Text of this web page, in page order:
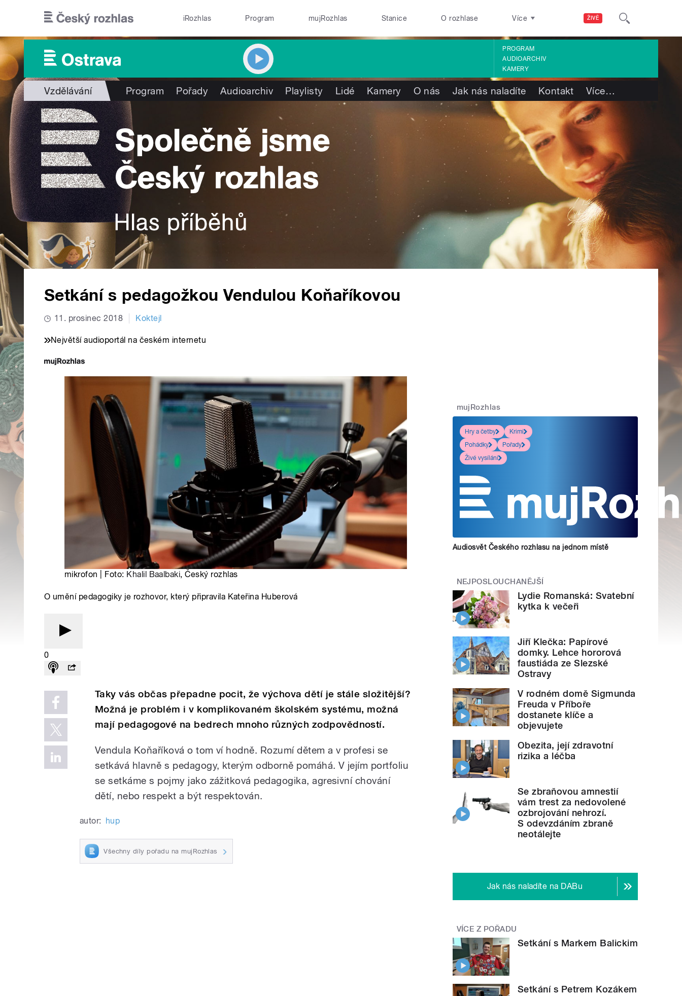
ŽIVĚ
iRozhlas Program mujRozhlas Stanice O rozhlase Více
PROGRAM
AUDIOARCHIV
KAMERY
Vzdělávání Program Pořady Audioarchiv Playlisty Lidé Kamery O nás Jak nás naladíte Kontakt Více…
Setkání s pedagožkou Vendulou Koňaříkovou
11. prosinec 2018 Koktejl
Největší audioportál na českém internetu
mikrofon | Foto: Khalil Baalbaki, Český rozhlas
O umění pedagogiky je rozhovor, který připravila Kateřina Huberová
0
Taky vás občas přepadne pocit, že výchova dětí je stále složitější?
Možná je problém i v komplikovaném školském systému, možná
mají pedagogové na bedrech mnoho různých zodpovědností.
Vendula Koňaříková o tom ví hodně. Rozumí dětem a v profesi se
setkává hlavně s pedagogy, kterým odborně pomáhá. V jejím portfoliu
se setkáme s pojmy jako zážitková pedagogika, agresivní chování
dětí, nebo respekt a být respektován.
autor: hup
Všechny díly pořadu na mujRozhlas
mujRozhlas
Hry a četby
Krimi
Pohádky
Pořady
Živé vysílání
Audiosvět Českého rozhlasu na jednom místě
NEJPOSLOUCHANĚJŠÍ
Lydie Romanská: Svatební
kytka k večeři
Jiří Klečka: Papírové
domky. Lehce hororová
faustiáda ze Slezské
Ostravy
V rodném domě Sigmunda
Freuda v Příboře
dostanete klíče a
objevujete
Obezita, její zdravotní
rizika a léčba
Se zbraňovou amnestií
vám trest za nedovolené
ozbrojování nehrozí.
S odevzdáním zbraně
neotálejte
Jak nás naladíte na DABu
VÍCE Z POŘADU
Setkání s Markem Balickim
Setkání s Petrem Kozákem